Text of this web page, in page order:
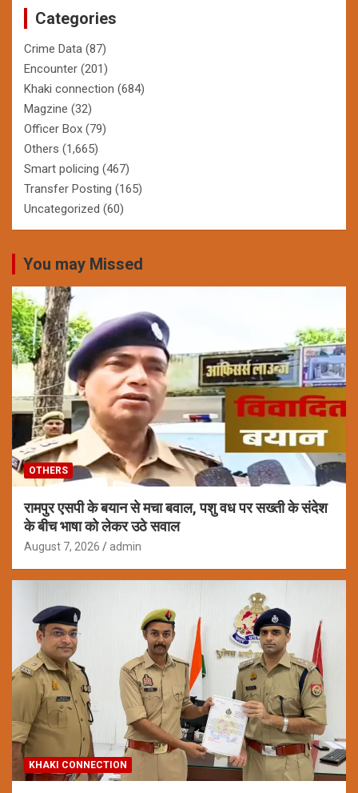
Categories
Crime Data (87)
Encounter (201)
Khaki connection (684)
Magzine (32)
Officer Box (79)
Others (1,665)
Smart policing (467)
Transfer Posting (165)
Uncategorized (60)
You may Missed
OTHERS
रामपुर एसपी के बयान से मचा बवाल, पशु वध पर सख्ती के संदेश
के बीच भाषा को लेकर उठे सवाल
August 7, 2026 admin
KHAKI CONNECTION